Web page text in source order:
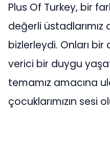
Plus Of Turkey, bir
değerli üstadlarımız
bizlerleydi. Onları
verici bir duygu
temamız amacına
çocuklarımızın sesi